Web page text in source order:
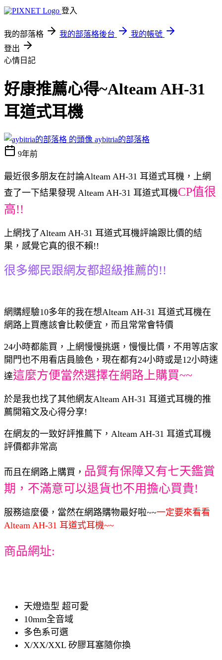
登入
我的部落格 我的部落格後台
我的帳號
登出
心情日記
好康推薦心得~Alteam AH-31
耳道式耳機
aybitria的部落格
9年前
最近很多朋友在討論Alteam AH-31 耳道式耳機，上網
查了一下結果發現 Alteam AH-31 耳道式耳機CP值很
高!!
上網找了Alteam AH-31 耳道式耳機評論跟比價的結
果，感覺它真的很不賴!!
很多鄉民跟網友都超級推薦的!!
網購經驗10多年的我在想Alteam AH-31 耳道式耳機在
網路上買應該會比較便宜，而且常常會特價
24小時都能買，上網慢慢挑選，慢慢比價，不用等店家
開門也不用看店員臉色，現在都有24小時或是12小時速
達這麼方便當然選擇在網路上購買~~
於是我也找了其他網友Alteam AH-31 耳道式耳機的推
薦開箱文及心得分享!
在網友的一致好評推薦下，Alteam AH-31 耳道式耳機
評價都非常高
而且在網路上購買， 品質有保障又有七天鑑賞
期，不滿意可以退貨也不用擔心買貴!
服務這麼優，當然在網路購物最好啦~~一定要來看看
Alteam AH-31 耳道式耳機~~
商品網址:
天燈造型 超可愛
10mm全音域
多色系可選
X/XX/XXL 矽膠耳塞隨你換